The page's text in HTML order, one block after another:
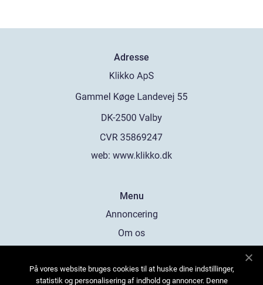
Adresse
web: www.klikko.dk
Menu
Annoncering
Om os
Kontakt os
På vores website bruges cookies til at huske dine indstillinger,
statistik og personalisering af indhold og annoncer. Denne